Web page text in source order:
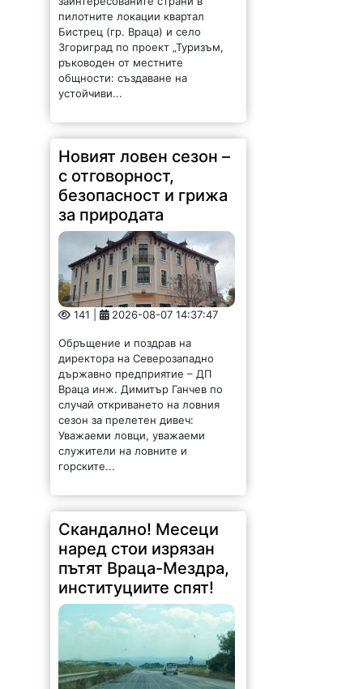
пилотните локации квартал
Бистрец (гр. Враца) и село
Згориград по проект „Туризъм,
ръководен от местните
общности: създаване на
устойчиви...
Новият ловен сезон –
с отговорност,
безопасност и грижа
за природата
141 | 2026-08-07 14:37:47
Обръщение и поздрав на
директора на Северозападно
държавно предприятие – ДП
Враца инж. Димитър Ганчев по
случай откриването на ловния
сезон за прелетен дивеч:
Уважаеми ловци, уважаеми
служители на ловните и
горските...
Скандално! Месеци
наред стои изрязан
пътят Враца-Мездра,
институциите спят!